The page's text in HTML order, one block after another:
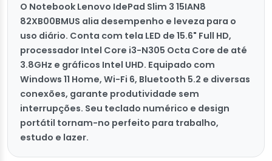
O Notebook Lenovo IdePad Slim 3 15IAN8
82XB00BMUS alia desempenho e leveza para o
uso diário. Conta com tela LED de 15.6" Full HD,
processador Intel Core i3-N305 Octa Core de até
3.8GHz e gráficos Intel UHD. Equipado com
Windows 11 Home, Wi-Fi 6, Bluetooth 5.2 e diversas
conexões, garante produtividade sem
interrupções. Seu teclado numérico e design
portátil tornam-no perfeito para trabalho,
estudo e lazer.